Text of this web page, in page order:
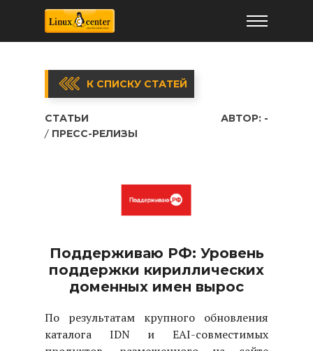
К СПИСКУ СТАТЕЙ
СТАТЬИ
ПРЕСС-РЕЛИЗЫ
АВТОР: -
Поддерживаю РФ: Уровень
поддержки кириллических
доменных имен вырос
По результатам крупного обновления
каталога IDN и EAI-совместимых